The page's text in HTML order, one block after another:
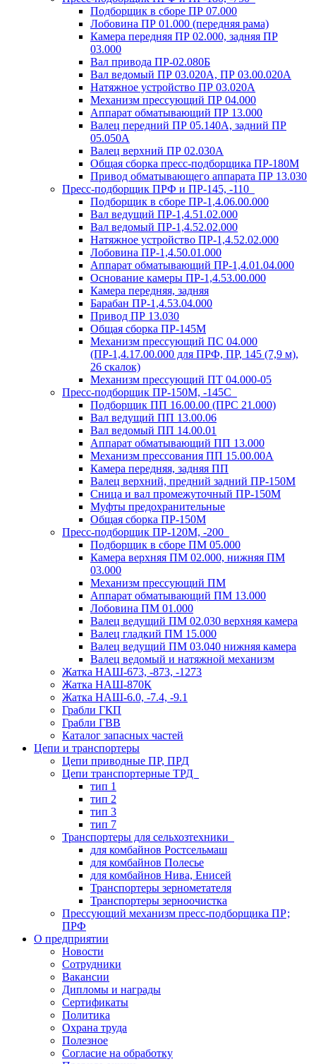
Подборщик в сборе ПР 07.000
Лобовина ПР 01.000 (передняя рама)
Камера передняя ПР 02.000, задняя ПР
03.000
Вал привода ПР-02.080Б
Вал ведомый ПР 03.020А, ПР 03.00.020А
Натяжное устройство ПР 03.020A
Механизм прессующий ПР 04.000
Аппарат обматывающий ПР 13.000
Валец передний ПР 05.140A, задний ПР
05.050A
Валец верхний ПР 02.030A
Общая сборка пресс-подборщика ПР-180М
Привод обматывающего аппарата ПР 13.030
Пресс-подборщик ПРФ и ПР-145, -110
Подборщик в сборе ПР-1,4.06.00.000
Вал ведущий ПР-1,4.51.02.000
Вал ведомый ПР-1,4.52.02.000
Натяжное устройство ПР-1,4.52.02.000
Лобовина ПР-1,4.50.01.000
Аппарат обматывающий ПР-1,4.01.04.000
Основание камеры ПР-1,4.53.00.000
Камера передняя, задняя
Барабан ПР-1,4.53.04.000
Привод ПР 13.030
Общая сборка ПР-145М
Механизм прессующий ПС 04.000
(ПР-1,4.17.00.000 для ПРФ, ПР, 145 (7,9 м),
26 скалок)
Механизм прессующий ПТ 04.000-05
Пресс-подборщик ПР-150М, -145С
Подборщик ПП 16.00.00 (ПРС 21.000)
Вал ведущий ПП 13.00.06
Вал ведомый ПП 14.00.01
Аппарат обматывающий ПП 13.000
Механизм прессования ПП 15.00.00А
Камера передняя, задняя ПП
Валец верхний, предний задний ПР-150М
Сница и вал промежуточный ПР-150М
Муфты предохранительные
Общая сборка ПР-150М
Пресс-подборщик ПР-120М, -200
Подборщик в сборе ПМ 05.000
Камера верхняя ПМ 02.000, нижняя ПМ
03.000
Механизм прессующий ПМ
Аппарат обматывающий ПМ 13.000
Лобовина ПМ 01.000
Валец ведущий ПМ 02.030 верхняя камера
Валец гладкий ПМ 15.000
Валец ведущий ПМ 03.040 нижняя камера
Валец ведомый и натяжной механизм
Жатка НАШ-673, -873, -1273
Жатка НАШ-870К
Жатка НАШ-6.0, -7.4, -9.1
Грабли ГКП
Грабли ГВВ
Каталог запасных частей
Цепи и транспортеры
Цепи приводные ПР, ПРД
Цепи транспортерные ТРД
тип 1
тип 2
тип 3
тип 7
Транспортеры для сельхозтехники
для комбайнов Ростсельмаш
для комбайнов Полесье
для комбайнов Нива, Енисей
Транспортеры зернометателя
Транспортеры зерноочистка
Прессующий механизм пресс-подборщика ПР;
ПРФ
О предприятии
Новости
Сотрудники
Вакансии
Дипломы и награды
Сертификаты
Политика
Охрана труда
Полезное
Согласие на обработку